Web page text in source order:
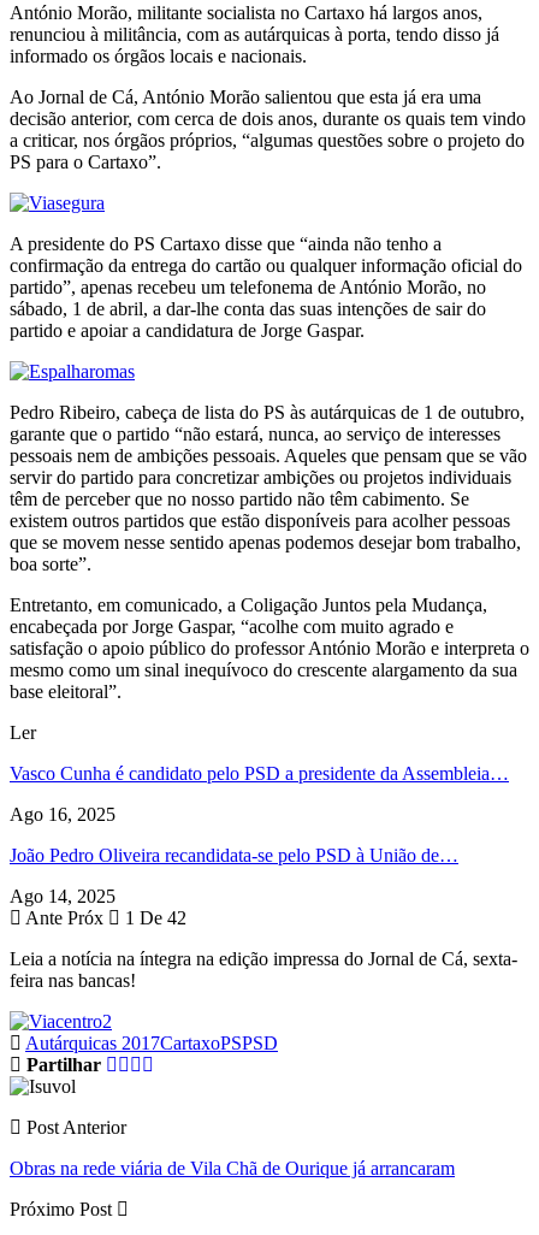
António Morão, militante socialista no Cartaxo há largos anos,
renunciou à militância, com as autárquicas à porta, tendo disso já
informado os órgãos locais e nacionais.
Ao Jornal de Cá, António Morão salientou que esta já era uma
decisão anterior, com cerca de dois anos, durante os quais tem vindo
a criticar, nos órgãos próprios, “algumas questões sobre o projeto do
PS para o Cartaxo”.
A presidente do PS Cartaxo disse que “ainda não tenho a
confirmação da entrega do cartão ou qualquer informação oficial do
partido”, apenas recebeu um telefonema de António Morão, no
sábado, 1 de abril, a dar-lhe conta das suas intenções de sair do
partido e apoiar a candidatura de Jorge Gaspar.
Pedro Ribeiro, cabeça de lista do PS às autárquicas de 1 de outubro,
garante que o partido “não estará, nunca, ao serviço de interesses
pessoais nem de ambições pessoais. Aqueles que pensam que se vão
servir do partido para concretizar ambições ou projetos individuais
têm de perceber que no nosso partido não têm cabimento. Se
existem outros partidos que estão disponíveis para acolher pessoas
que se movem nesse sentido apenas podemos desejar bom trabalho,
boa sorte”.
Entretanto, em comunicado, a Coligação Juntos pela Mudança,
encabeçada por Jorge Gaspar, “acolhe com muito agrado e
satisfação o apoio público do professor António Morão e interpreta o
mesmo como um sinal inequívoco do crescente alargamento da sua
base eleitoral”.
Ler
Vasco Cunha é candidato pelo PSD a presidente da Assembleia…
Ago 16, 2025
João Pedro Oliveira recandidata-se pelo PSD à União de…
Ago 14, 2025
Ante Próx
1 De 42
Leia a notícia na íntegra na edição impressa do Jornal de Cá, sexta-
feira nas bancas!
Autárquicas 2017CartaxoPSPSD
Partilhar
Post Anterior
Obras na rede viária de Vila Chã de Ourique já arrancaram
Próximo Post